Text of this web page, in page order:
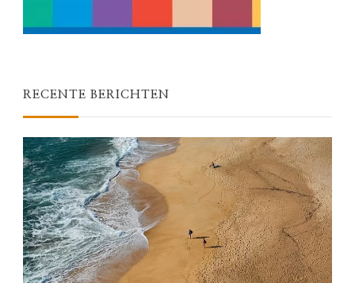
RECENTE BERICHTEN